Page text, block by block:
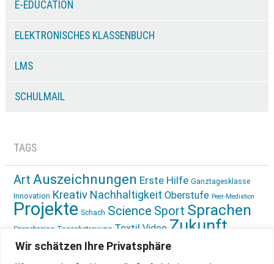
Wir schätzen Ihre Privatsphäre
E-EDUCATION
ELEKTRONISCHES KLASSENBUCH
LMS
SCHULMAIL
TAGS
Art Auszeichnungen Erste Hilfe Ganztagesklasse
Innovation Kreativ Nachhaltigkeit Oberstufe Peer-Mediation
Projekte Schach Science Sport Sprachen
Sprachreise Tagesbetreuung Textil Video Zukunft
gestalten Ökologie